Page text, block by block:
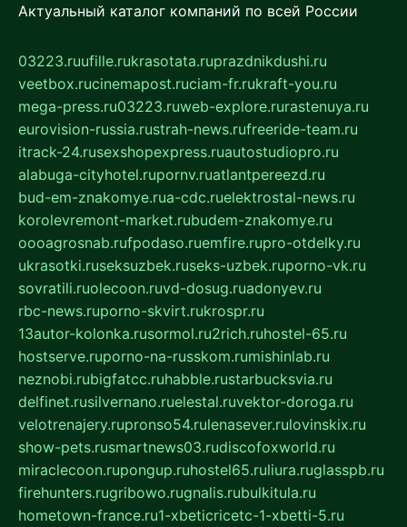
Актуальный каталог компаний по всей России
03223.ruufille.rukrasotata.ruprazdnikdushi.ru
veetbox.rucinemapost.ruciam-fr.rukraft-you.ru
mega-press.ru03223.ruweb-explore.rurastenuya.ru
eurovision-russia.rustrah-news.rufreeride-team.ru
itrack-24.rusexshopexpress.ruautostudiopro.ru
alabuga-cityhotel.rupornv.ruatlantpereezd.ru
bud-em-znakomye.rua-cdc.ruelektrostal-news.ru
korolevremont-market.rubudem-znakomye.ru
oooagrosnab.rufpodaso.ruemfire.rupro-otdelky.ru
ukrasotki.ruseksuzbek.ruseks-uzbek.ruporno-vk.ru
sovratili.ruolecoon.ruvd-dosug.ruadonyev.ru
rbc-news.ruporno-skvirt.rukrospr.ru
13autor-kolonka.rusormol.ru2rich.ruhostel-65.ru
hostserve.ruporno-na-russkom.rumishinlab.ru
neznobi.rubigfatcc.ruhabble.rustarbucksvia.ru
delfinet.rusilvernano.ruelestal.ruvektor-doroga.ru
velotrenajery.rupronso54.rulenasever.rulovinskix.ru
show-pets.rusmartnews03.rudiscofoxworld.ru
miraclecoon.rupongup.ruhostel65.ruliura.ruglasspb.ru
firehunters.rugribowo.rugnalis.rubulkitula.ru
hometown-france.ru1-xbeticricetc-1-xbetti-5.ru